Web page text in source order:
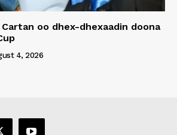
oo dhex-dhexaadin doona
4, 2026